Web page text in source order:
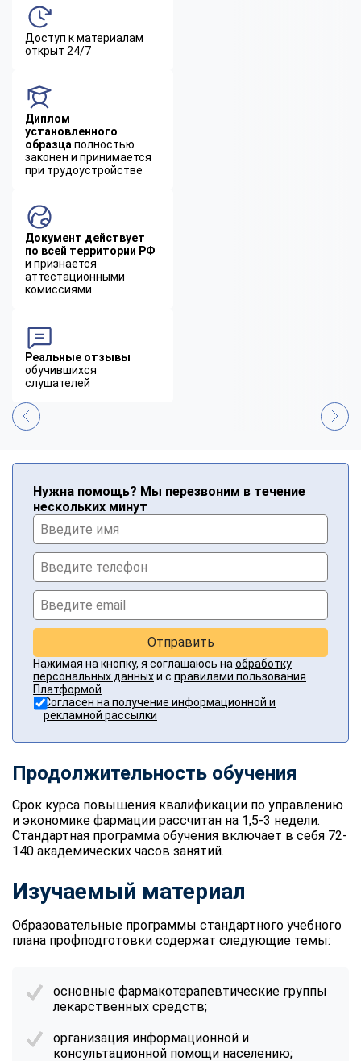
Доступ к материалам
открыт 24/7
Диплом
установленного
образца полностью
законен и принимается
при трудоустройстве
Документ действует
по всей территории РФ
и признается
аттестационными
комиссиями
Реальные отзывы
обучившихся
слушателей
Нужна помощь? Мы перезвоним в течение
нескольких минут
Отправить
Нажимая на кнопку, я соглашаюсь на обработку
персональных данныхи с правилами пользования
Платформой
Согласен на получение информационной и
рекламной рассылки
Продолжительность обучения
Срок курса повышения квалификации по управлению
и экономике фармации рассчитан на 1,5-3 недели.
Стандартная программа обучения включает в себя 72-
140 академических часов занятий.
Изучаемый материал
Образовательные программы стандартного учебного
плана профподготовки содержат следующие темы:
основные фармакотерапевтические группы
лекарственных средств;
организация информационной и
консультационной помощи населению;